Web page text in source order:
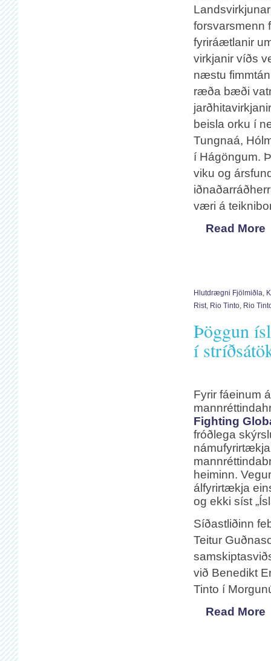
forsvarsmenn
fyriráætlanir
virkjanir víðs
næstu
ræða bæði
beisla orku í
Tungnaá,
í Hágöngum.
viku og
væri á
Read More
Hlutdrægni Fjölmiðla,
Rist, Rio Tinto, Rio
Þöggun
í
Fyrir fáeinum
Fighting
fróðlega
heiminn.
álfyrirtækja
og ekki síst
Síðastliðinn
Teitur
við Benedikt
Tinto í
Read More